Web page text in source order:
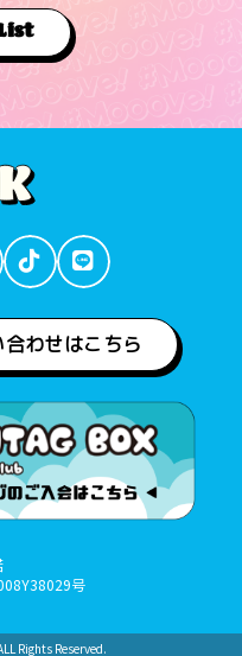
わせはこちら
号
Rights Reserved.